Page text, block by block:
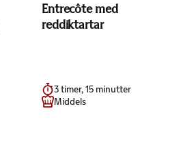
Entrecôte med
reddiktartar
3 timer, 15 minutter
Middels